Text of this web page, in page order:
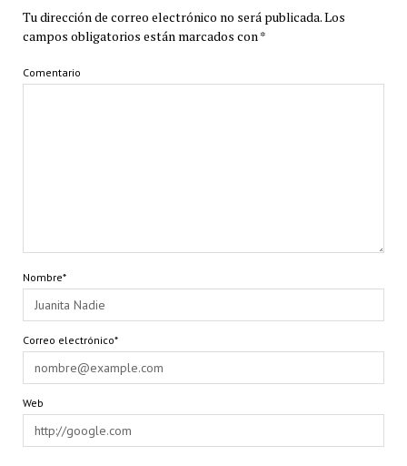
Tu dirección de correo electrónico no será publicada.Los
campos obligatorios están marcados con*
Comentario
Nombre*
Correo electrónico*
Web